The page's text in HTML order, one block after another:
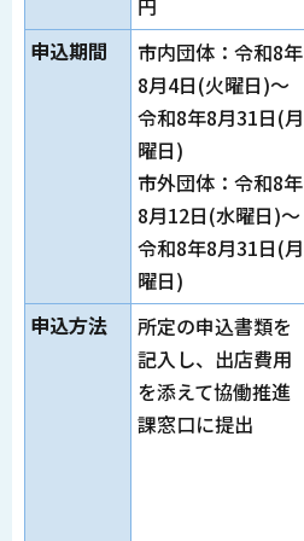
申込期間
市内団体：令和8年
8月4日(火曜日)～
令和8年8月31日(月
曜日)
市外団体：令和8年
8月12日(水曜日)～
令和8年8月31日(月
曜日)
申込方法
所定の申込書類を
記入し、出店費用
を添えて協働推進
課窓口に提出